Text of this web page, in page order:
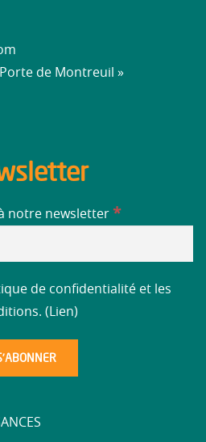
Porte de Montreuil »
notre newsletter *
de confidentialité et les
( Lien)